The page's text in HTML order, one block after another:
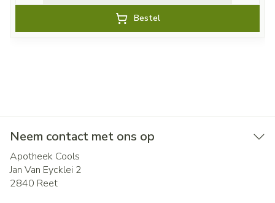
Bestel
Neem contact met ons op
Apotheek Cools
Jan Van Eycklei 2
2840 Reet